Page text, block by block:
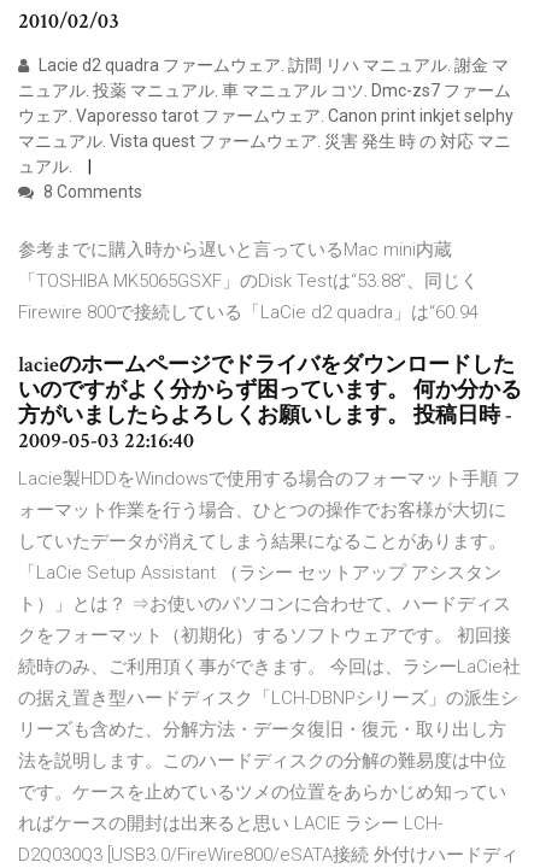
2010/02/03
Lacie d2 quadra ファームウェア. 訪問 リハ マニュアル. 謝金 マ
ニュアル. 投薬 マニュアル. 車 マニュアル コツ. Dmc-zs7 ファーム
ウェア. Vaporesso tarot ファームウェア. Canon print inkjet selphy
マニュアル. Vista quest ファームウェア. 災害 発生 時 の 対応 マニ
ュアル.
8 Comments
参考までに購入時から遅いと言っているMac mini内蔵
「TOSHIBA MK5065GSXF」のDisk Testは“53.88”、同じく
Firewire 800で接続している「LaCie d2 quadra」は“60.94
lacieのホームページでドライバをダウンロードした
いのですがよく分からず困っています。 何か分かる
方がいましたらよろしくお願いします。 投稿日時 -
2009-05-03 22:16:40
Lacie製HDDをWindowsで使用する場合のフォーマット手順 フ
ォーマット作業を行う場合、ひとつの操作でお客様が大切に
していたデータが消えてしまう結果になることがあります。
「LaCie Setup Assistant （ラシー セットアップ アシスタン
ト）」とは？ ⇒お使いのパソコンに合わせて、ハードディス
クをフォーマット（初期化）するソフトウェアです。 初回接
続時のみ、ご利用頂く事ができます。 今回は、ラシーLaCie社
の据え置き型ハードディスク「LCH-DBNPシリーズ」の派生シ
リーズも含めた、分解方法・データ復旧・復元・取り出し方
法を説明します。このハードディスクの分解の難易度は中位
です。ケースを止めているツメの位置をあらかじめ知ってい
ればケースの開封は出来ると思い LACIE ラシー LCH-
D2Q030Q3 [USB3.0/FireWire800/eSATA接続 外付けハードディ